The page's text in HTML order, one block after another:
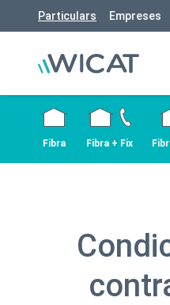
Particulars Empreses
Fibra Fibra + Fix